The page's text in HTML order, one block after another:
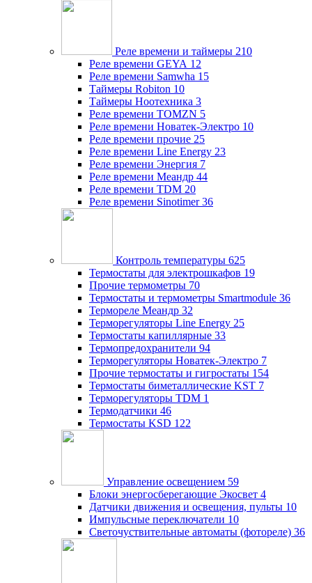
Реле времени и таймеры 210
Реле времени GEYA 12
Реле времени Samwha 15
Таймеры Robiton 10
Таймеры Ноотехника 3
Реле времени TOMZN 5
Реле времени Новатек-Электро 10
Реле времени прочие 25
Реле времени Line Energy 23
Реле времени Энергия 7
Реле времени Меандр 44
Реле времени TDM 20
Реле времени Sinotimer 36
Контроль температуры 625
Термостаты для электрошкафов 19
Прочие термометры 70
Термостаты и термометры Smartmodule 36
Термореле Меандр 32
Терморегуляторы Line Energy 25
Термостаты капиллярные 33
Термопредохранители 94
Терморегуляторы Новатек-Электро 7
Прочие термостаты и гигростаты 154
Термостаты биметаллические KST 7
Терморегуляторы TDM 1
Термодатчики 46
Термостаты KSD 122
Управление освещением 59
Блоки энергосберегающие Экосвет 4
Датчики движения и освещения, пульты 10
Импульсные переключатели 10
Светочуствительные автоматы (фотореле) 36